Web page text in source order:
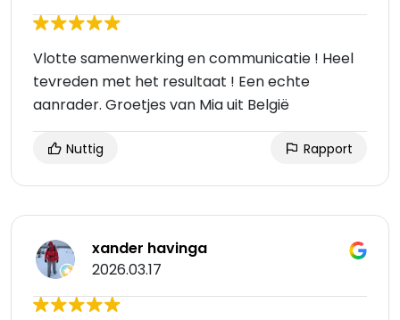
Vlotte samenwerking en communicatie ! Heel
tevreden met het resultaat ! Een echte
aanrader. Groetjes van Mia uit België
Nuttig Rapport
xander havinga
2026.03.17